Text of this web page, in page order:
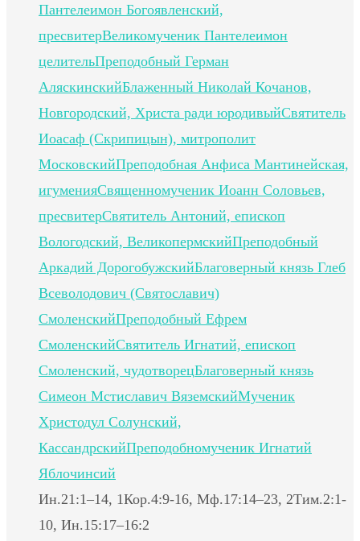
Пантелеимон Богоявленский,
пресвитерВеликомученик Пантелеимон
целительПреподобный Герман
АляскинскийБлаженный Николай Кочанов,
Новгородский, Христа ради юродивыйСвятитель
Иоасаф (Скрипицын), митрополит
МосковскийПреподобная Анфиса Мантинейская,
игуменияСвященномученик Иоанн Соловьев,
пресвитерСвятитель Антоний, епископ
Вологодский, ВеликопермскийПреподобный
Аркадий ДорогобужскийБлаговерный князь Глеб
Всеволодович (Святославич)
СмоленскийПреподобный Ефрем
СмоленскийСвятитель Игнатий, епископ
Смоленский, чудотворецБлаговерный князь
Симеон Мстиславич ВяземскийМученик
Христодул Солунский,
КассандрскийПреподобномученик Игнатий
Яблочинсий
Ин.21:1–14, 1Кор.4:9-16, Мф.17:14–23, 2Тим.2:1-
10, Ин.15:17–16:2